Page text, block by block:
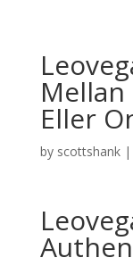
Eller
by scottshank|